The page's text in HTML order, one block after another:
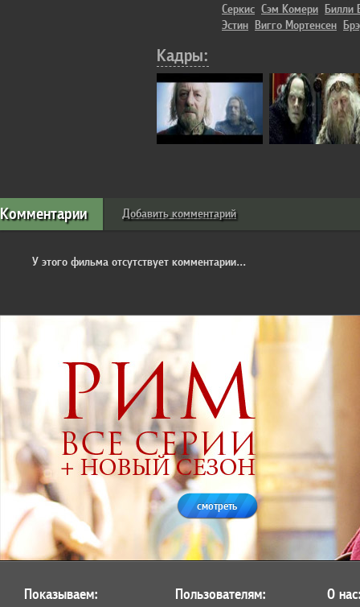
Серкис Сэм Комери Билли
Эстин Вигго Мортенсен
Кадры:
Комментарии Добавить комментарий
У этого фильма отсутствует комментарии...
смотреть
Показываем: Пользователям: О